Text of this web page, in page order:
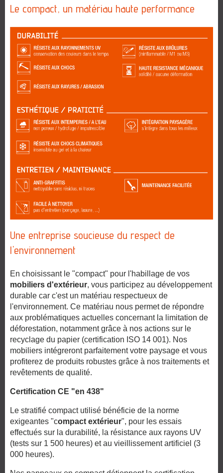
Le compact, un matériau haute performance
Une entreprise soucieuse du respect de
l'environnement
En choisissant le "compact" pour l'habillage de vos
mobiliers d'extérieur, vous participez au développement
durable car c'est un matériau respectueux de
l'environnement. Ce matériau nous permet de répondre
aux problématiques actuelles concernant la limitation de
déforestation, notamment grâce à nos actions sur le
recyclage du papier (certification ISO 14 001). Nos
mobiliers intégreront parfaitement votre paysage et vous
profiterez de produits robustes grâce à nos traitements et
revêtements de qualité.
Certification CE "en 438"
Le stratifié compact utilisé bénéficie de la norme
exigeantes "compact extérieur", pour les essais
effectués sur la durabilité, la résistance aux rayons UV
(tests sur 1 500 heures) et au vieillissement artificiel (3
000 heures).